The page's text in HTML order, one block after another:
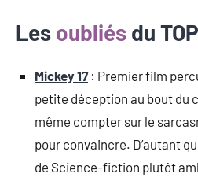
Les oubliés du
Mickey 17 : Premier film
petite déception au bout du
même compter sur le
pour convaincre. D’autant
de Science-fiction plutôt